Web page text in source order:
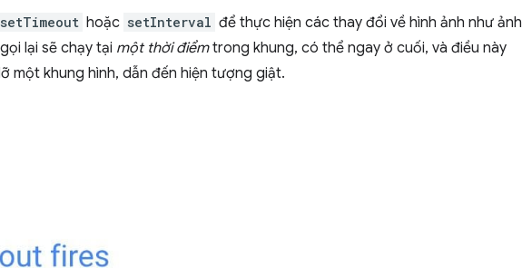
setTimeout hoặc setInterval để thực hiện các thay đổi về hình ảnh như ảnh
lại sẽ chạy tại một thời điểmtrong khung, có thể ngay ở cuối, và điều này
một khung hình, dẫn đến hiện tượng giật.